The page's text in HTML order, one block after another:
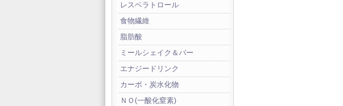
レスベラトロール
食物繊維
脂肪酸
ミールシェイク＆バー
エナジードリンク
カーボ・炭水化物
ＮＯ(一酸化窒素)